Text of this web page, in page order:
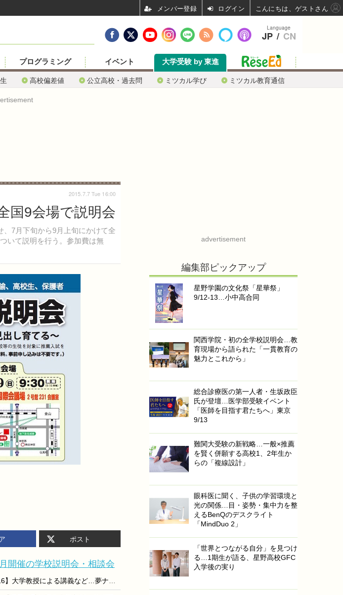
高校偏差値 公立高校・過去問 ミツカル学び ミツカル教育通信
プログラミング イベント 大学受験 by 東進
国9会場で説明会
7月下旬から9月上旬にかけて全
いて説明を行う。参加費は無
2015.7.7 Tue 16:00
ポスト
開催の学校説明会・相談会
【大学受験2016】大学教授による講義など…夢ナビライブ7/18名古屋
advertisement
編集部ピックアップ
星野学園の文化祭「星華祭」
9/12-13…小中高合同
関西学院・初の全学校説明会…教
育現場から語られた「一貫教育の
魅力とこれから」
総合診療医の第一人者・生坂政臣
氏が登壇…医学部受験イベント
「医師を目指す君たちへ」東京
9/13
難関大受験の新戦略…一般×推薦
を賢く併願する高校1、2年生か
らの「複線設計」
眼科医に聞く、子供の学習環境と
光の関係…目・姿勢・集中力を整
えるBenQのデスクライト
「MindDuo 2」
「世界とつながる自分」を見つけ
る…1期生が語る、星野高校GFC
入学後の実り
Language
JP / CN
ログイン こんにちは、ゲストさん